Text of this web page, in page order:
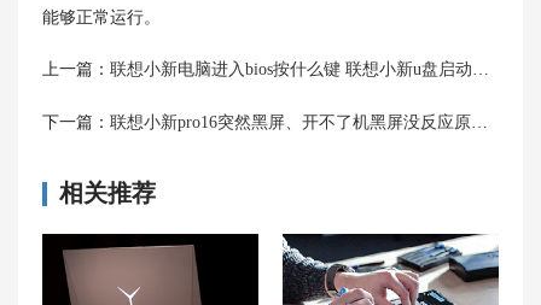
能够正常运行。
上一篇： 联想小新电脑进入bios按什么键 联想小新u盘启动快捷键汇总
下一篇： 联想小新pro16突然黑屏、开不了机黑屏没反应原因和解决方法
相关推荐